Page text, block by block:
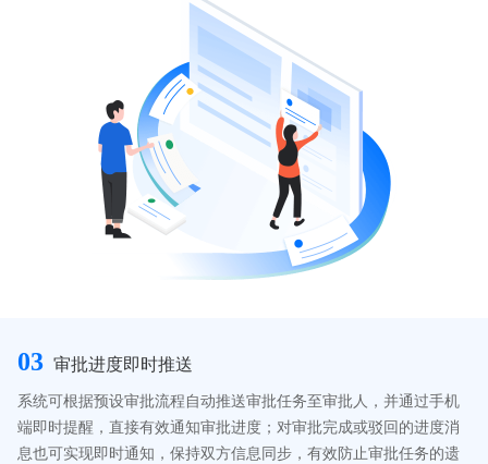
03 审批进度即时推送
系统可根据预设审批流程自动推送审批任务至审批人，并通过手机
端即时提醒，直接有效通知审批进度；对审批完成或驳回的进度消
息也可实现即时通知，保持双方信息同步，有效防止审批任务的遗